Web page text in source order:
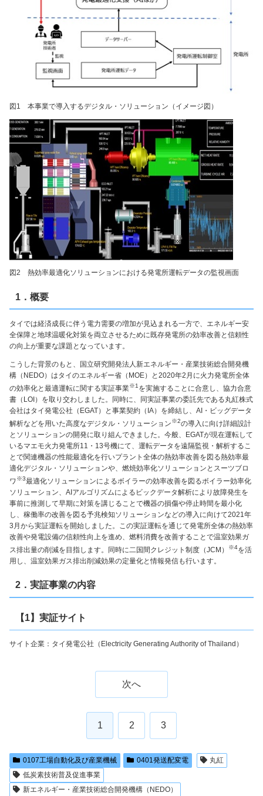
図1 本事業で導入するデジタル・ソリューション（イメージ図）
図2 熱効率最適化ソリューションにおける発電所運転データの監視画面
1．概要
タイでは経済成長に伴う電力需要の増加が見込まれる一方で、エネルギー安
全保障と地球温暖化対策を両立させるために既存発電所の効率改善と信頼性
の向上が重要な課題となっています。
こうした背景のもと、国立研究開発法人新エネルギー・産業技術総合開発機
構（NEDO）はタイのエネルギー省（MOE）と2020年2月に火力発電所全体
の効率化と最適運転に関する実証事業※1 を実施することに合意し、協力合意
書（LOI）を取り交わしました。同時に、同実証事業の委託先である丸紅株式
会社はタイ発電公社（EGAT）と事業契約（IA）を締結し、AI・ビッグデータ
解析などを用いた高度なデジタル・ソリューション※2の導入に向け詳細設計
とソリューションの開発に取り組んできました。今般、EGATが現在運転して
いるマエモ火力発電所11・13号機にて、運転データを遠隔監視・解析するこ
とで関連機器の性能最適化を行いプラント全体の熱効率改善を図る熱効率最
適化デジタル・ソリューションや、燃焼効率化ソリューションとスーツブロ
ワ※3最適化ソリューションによるボイラーの効率改善を図るボイラー効率化
ソリューション、AIアルゴリズムによるビックデータ解析により故障発生を
事前に推測して早期に対策を講じることで機器の損傷や停止時間を最小化
し、稼働率の改善を図る予兆検知ソリューションなどの導入に向けて2021年
3月から実証運転を開始しました。この実証運転を通じて発電所全体の熱効率
改善や発電設備の信頼性向上を進め、燃料消費を改善することで温室効果ガ
ス排出量の削減を目指します。同時に二国間クレジット制度（JCM）
※4を活
用し、温室効果ガス排出削減効果の定量化と情報発信も行います。
2．実証事業の内容
【1】実証サイト
サイト企業：タイ発電公社（Electricity Generating Authority of Thailand）
次へ
1 2 3
0107工場自動化及び産業機械 0401発送配変電
丸紅
低炭素技術普及促進事業
新エネルギー・産業技術総合開発機構（NEDO）